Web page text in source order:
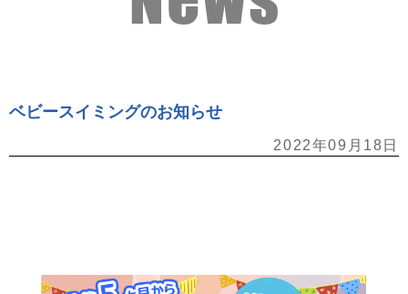
ベビースイミングのお知らせ
2022年09月18日